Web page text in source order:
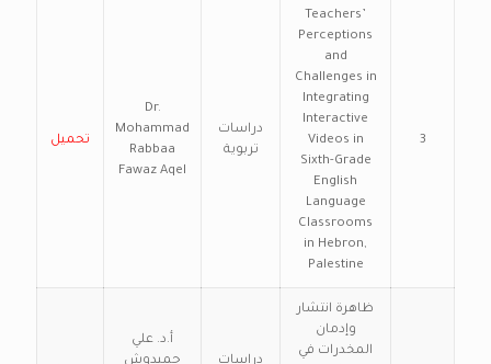
3
Teachers’
Perceptions
and
Challenges in
Integrating
Interactive
Videos in
Sixth-Grade
English
Language
Classrooms
in Hebron,
Palestine
دراسات
تربوية
Dr.
Mohammad
Rabbaa
Fawaz Aqel
تحميل
ظاهرة انتشار
وإدمان
المخدرات في
أ.د. علي